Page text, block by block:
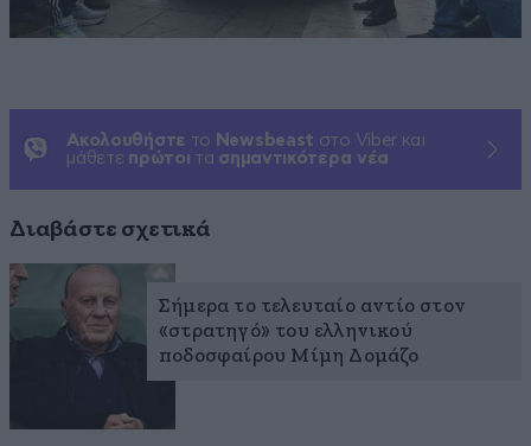
Ακολουθήστε το Newsbeast στο Viber και
μάθετε πρώτοι τα σημαντικότερα νέα
Διαβάστε σχετικά
Σήμερα το τελευταίο αντίο στον
«στρατηγό» του ελληνικού
ποδοσφαίρου Μίμη Δομάζο